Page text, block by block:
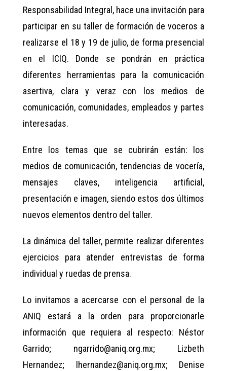
Responsabilidad Integral, hace una invitación para
participar en su taller de formación de voceros a
realizarse el 18 y 19 de julio, de forma presencial
en el ICIQ. Donde se pondrán en práctica
diferentes herramientas para la comunicación
asertiva, clara y veraz con los medios de
comunicación, comunidades, empleados y partes
interesadas.
Entre los temas que se cubrirán están: los
medios de comunicación, tendencias de vocería,
mensajes claves, inteligencia artificial,
presentación e imagen, siendo estos dos últimos
nuevos elementos dentro del taller.
La dinámica del taller, permite realizar diferentes
ejercicios para atender entrevistas de forma
individual y ruedas de prensa.
Lo invitamos a acercarse con el personal de la
ANIQ estará a la orden para proporcionarle
información que requiera al respecto: Néstor
Garrido; ngarrido@aniq.org.mx; Lizbeth
Hernandez; lhernandez@aniq.org.mx; Denise